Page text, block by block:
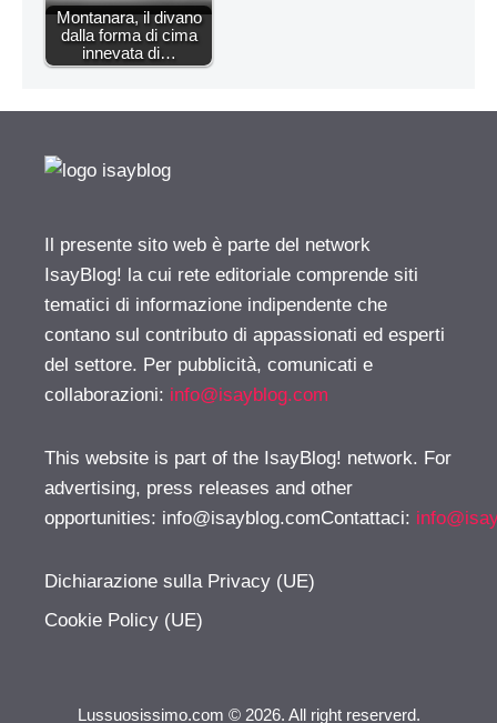
Montanara, il divano
dalla forma di cima
innevata di…
Il presente sito web è parte del network
IsayBlog! la cui rete editoriale comprende siti
tematici di informazione indipendente che
contano sul contributo di appassionati ed esperti
del settore. Per pubblicità, comunicati e
collaborazioni: info@isayblog.com
This website is part of the IsayBlog! network. For
advertising, press releases and other
opportunities: info@isayblog.comContattaci:
Dichiarazione sulla Privacy (UE)
Cookie Policy (UE)
Lussuosissimo.com © 2026. All right reserverd.